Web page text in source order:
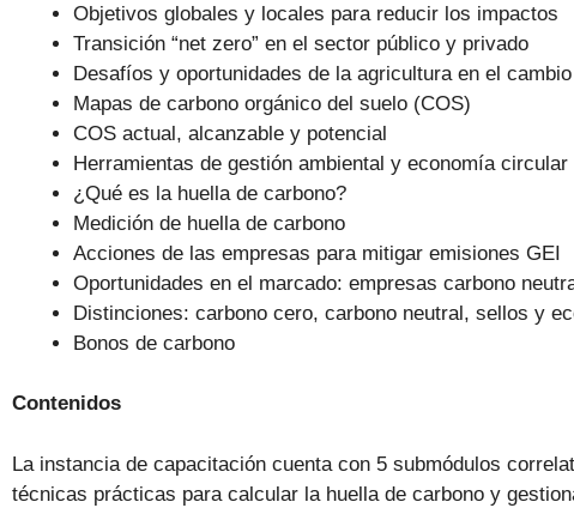
Objetivos globales y locales para reducir los impactos
Transición “net zero” en el sector público y privado
Desafíos y oportunidades de la agricultura en el
Mapas de carbono orgánico del suelo (COS)
COS actual, alcanzable y potencial
Herramientas de gestión ambiental y economía circular
¿Qué es la huella de carbono?
Medición de huella de carbono
Acciones de las empresas para mitigar emisiones GEI
Oportunidades en el marcado: empresas carbono
Distinciones: carbono cero, carbono neutral, sellos y
Bonos de carbono
Contenidos
La instancia de capacitación cuenta con 5 submódulos
técnicas prácticas para calcular la huella de carbono y